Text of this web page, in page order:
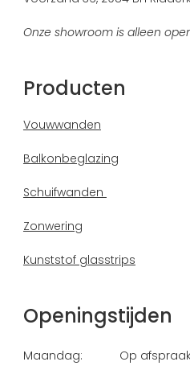
Onze showroom is alleen
Producten
Vouwwanden
Balkonbeglazing
Schuifwanden
Zonwering
Kunststof glasstrips
Openingstijden
Maandag:
Op